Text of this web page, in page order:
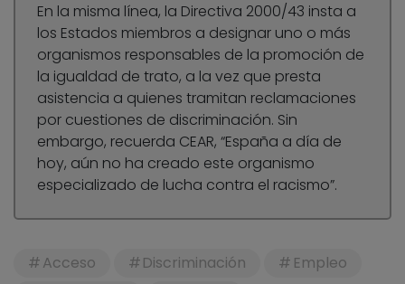
En la misma línea, la Directiva 2000/43 insta a
los Estados miembros a designar uno o más
organismos responsables de la promoción de
la igualdad de trato, a la vez que presta
asistencia a quienes tramitan reclamaciones
por cuestiones de discriminación. Sin
embargo, recuerda CEAR, “España a día de
hoy, aún no ha creado este organismo
especializado de lucha contra el racismo”.
Acceso Discriminación
Empleo